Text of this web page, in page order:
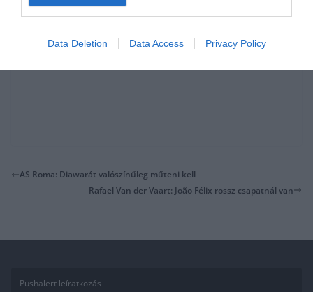
Data Deletion Data Access Privacy Policy
AS Roma: Diawarát valószínűleg műteni kell
Rafael Van der Vaart: João Félix rossz csapatnál van
Pushalert leíratkozás